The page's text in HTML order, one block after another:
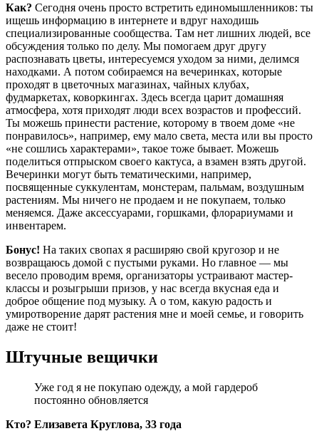
Как? Сегодня очень просто встретить единомышленников: ты
ищешь информацию в интернете и вдруг находишь
специализированные сообщества. Там нет лишних людей, все
обсуждения только по делу. Мы помогаем друг другу
распознавать цветы, интересуемся уходом за ними, делимся
находками. А потом собираемся на вечеринках, которые
проходят в цветочных магазинах, чайных клубах,
фудмаркетах, коворкингах. Здесь всегда царит домашняя
атмосфера, хотя приходят люди всех возрастов и профессий.
Ты можешь принести растение, которому в твоем доме «не
понравилось», например, ему мало света, места или вы просто
«не сошлись характерами», такое тоже бывает. Можешь
поделиться отпрыском своего кактуса, а взамен взять другой.
Вечеринки могут быть тематическими, например,
посвященные суккулентам, монстерам, пальмам, воздушным
растениям. Мы ничего не продаем и не покупаем, только
меняемся. Даже аксессуарами, горшками, флорариумами и
инвентарем.
Бонус! На таких свопах я расширяю свой кругозор и не
возвращаюсь домой с пустыми руками. Но главное — мы
весело проводим время, организаторы устраивают мастер-
классы и розыгрыши призов, у нас всегда вкусная еда и
доброе общение под музыку. А о том, какую радость и
умиротворение дарят растения мне и моей семье, и говорить
даже не стоит!
Штучные вещички
Уже год я не покупаю одежду, а мой гардероб
постоянно обновляется
Кто? Елизавета Круглова, 33 года